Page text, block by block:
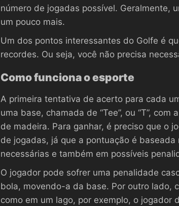
número de jogadas possível. Geralmente,
um pouco mais.
Um dos pontos interessantes do Golfe é
recordes. Ou seja, você não precisa
Como funciona o esporte
A primeira tentativa de acerto para cada
uma base, chamada de “Tee”, ou “T”,
de madeira. Para ganhar, é preciso que o
de jogadas, já que a pontuação é
necessárias e também em possíveis
O jogador pode sofrer uma penalidade
bola, movendo-a da base. Por outro lado,
como em um lago, por exemplo, o jogador